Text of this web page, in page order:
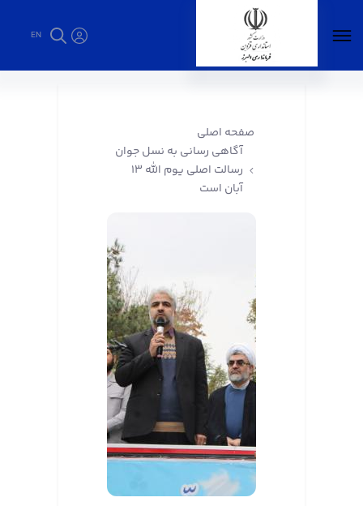
EN
صفحه اصلی
آگاهی رسانی به نسل جوان
رسالت اصلی یوم الله ۱۳
آبان است